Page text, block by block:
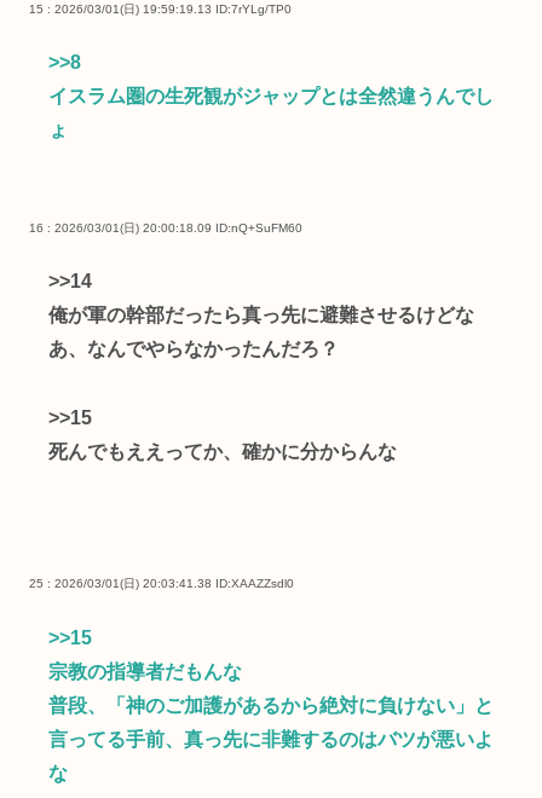
15 : 2026/03/01(日) 19:59:19.13 ID:7rYLg/TP0
>>8
イスラム圏の生死観がジャップとは全然違うんでし
ょ
16 : 2026/03/01(日) 20:00:18.09 ID:nQ+SuFM60
>>14
俺が軍の幹部だったら真っ先に避難させるけどな
あ、なんでやらなかったんだろ？
>>15
死んでもええってか、確かに分からんな
25 : 2026/03/01(日) 20:03:41.38 ID:XAAZZsdl0
>>15
宗教の指導者だもんな
普段、「神のご加護があるから絶対に負けない」と
言ってる手前、真っ先に非難するのはバツが悪いよ
な